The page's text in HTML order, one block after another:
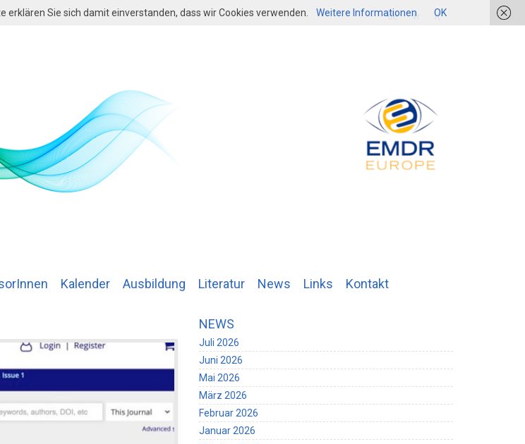
login de fr it
Kalender Ausbildung Literatur News Links Kontakt
NEWS
Juli 2026
Juni 2026
Mai 2026
März 2026
Februar 2026
Januar 2026
Sie sich damit einverstanden, dass wir Cookies verwenden. Weitere Informationen OK